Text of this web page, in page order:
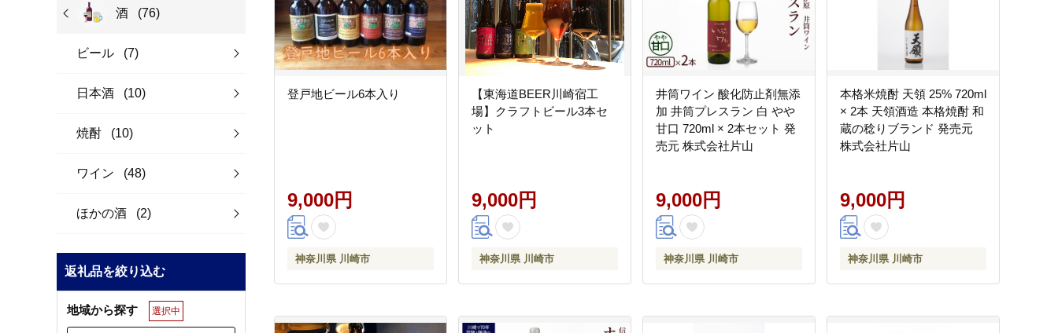
酒 (76)
ビール (7)
日本酒 (10)
焼酎 (10)
ワイン (48)
ほかの酒 (2)
返礼品を絞り込む
地域から探す 選択中
登戸地ビール6本入り
9,000円
神奈川県 川崎市
【東海道BEER川崎宿工
場】クラフトビール3本セ
ット
9,000円
神奈川県 川崎市
井筒ワイン 酸化防止剤無添
加 井筒プレスラン 白 やや
甘口 720ml × 2本セット 発
売元 株式会社片山
9,000円
神奈川県 川崎市
本格米焼酎 天領 25% 720ml
× 2本 天領酒造 本格焼酎 和
蔵の稔りブランド 発売元
株式会社片山
9,000円
神奈川県 川崎市